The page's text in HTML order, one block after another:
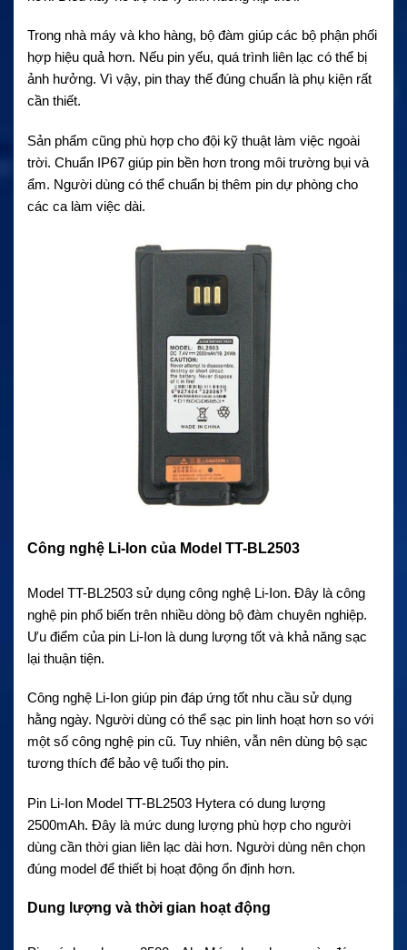
Trong nhà máy và kho hàng, bộ đàm giúp các bộ phận phối
hợp hiệu quả hơn. Nếu pin yếu, quá trình liên lạc có thể bị
ảnh hưởng. Vì vậy, pin thay thế đúng chuẩn là phụ kiện rất
cần thiết.
Sản phẩm cũng phù hợp cho đội kỹ thuật làm việc ngoài
trời. Chuẩn IP67 giúp pin bền hơn trong môi trường bụi và
ẩm. Người dùng có thể chuẩn bị thêm pin dự phòng cho
các ca làm việc dài.
Công nghệ Li-Ion của Model TT-BL2503
Model TT-BL2503 sử dụng công nghệ Li-Ion. Đây là công
nghệ pin phổ biến trên nhiều dòng bộ đàm chuyên nghiệp.
Ưu điểm của pin Li-Ion là dung lượng tốt và khả năng sạc
lại thuận tiện.
Công nghệ Li-Ion giúp pin đáp ứng tốt nhu cầu sử dụng
hằng ngày. Người dùng có thể sạc pin linh hoạt hơn so với
một số công nghệ pin cũ. Tuy nhiên, vẫn nên dùng bộ sạc
tương thích để bảo vệ tuổi thọ pin.
Pin Li-Ion Model TT-BL2503 Hytera có dung lượng
2500mAh. Đây là mức dung lượng phù hợp cho người
dùng cần thời gian liên lạc dài hơn. Người dùng nên chọn
đúng model để thiết bị hoạt động ổn định hơn.
Dung lượng và thời gian hoạt động